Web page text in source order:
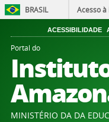
BRASIL Acesso
ACESSIBILIDADE
Portal do
MINISTÉRIO DA DA